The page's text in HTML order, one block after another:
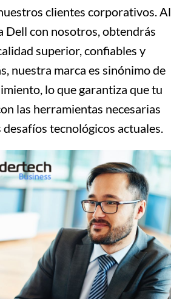
clientes corporativos. Al
Dell con nosotros, obtendrás
superior, confiables y
nuestra marca es sinónimo de
lo que garantiza que tu
las herramientas necesarias
tecnológicos actuales.